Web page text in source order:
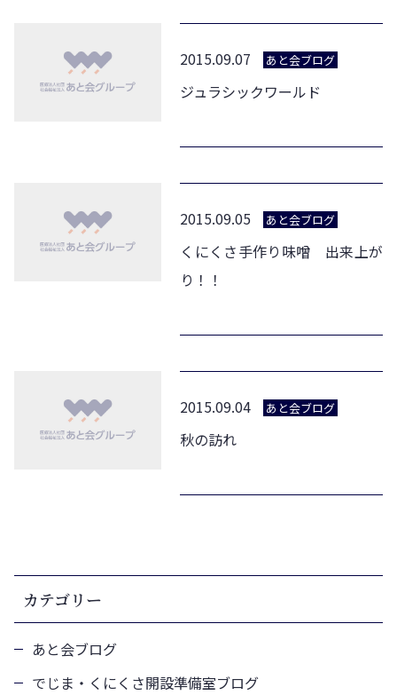
2015.09.07 あと会ブログ
ジュラシックワールド
2015.09.05 あと会ブログ
くにくさ手作り味噌 出来上が
り！！
2015.09.04 あと会ブログ
秋の訪れ
カテゴリー
あと会ブログ
でじま・くにくさ開設準備室ブログ